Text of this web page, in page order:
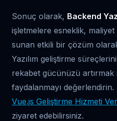
Sonuç olarak, Backend
işletmelere esneklik, maliyet
sunan etkili bir çözüm
Yazılım geliştirme
rekabet gücünüzü
faydalanmayı
Vue.js Geliştirme Hizmeti
ziyaret edebilirsiniz.